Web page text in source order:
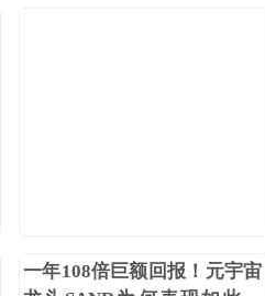
一年108倍巨额回报！元宇宙